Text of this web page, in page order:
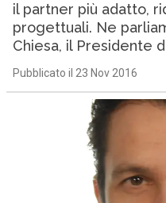
il partner più adatto,
progettuali. Ne
Chiesa, il Presidente
Pubblicato il 23 Nov 2016